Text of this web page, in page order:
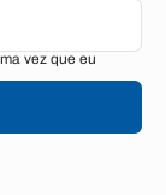
vez que eu